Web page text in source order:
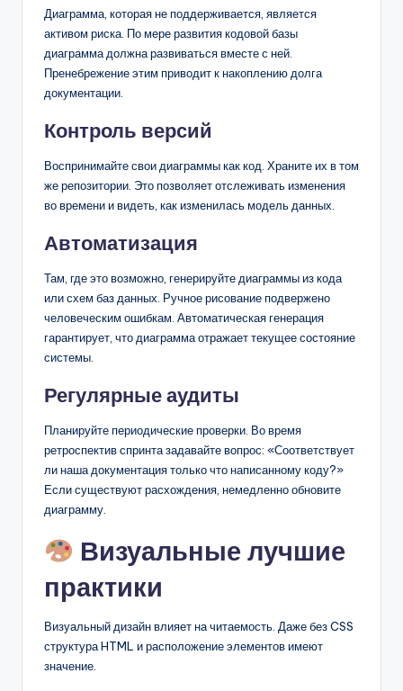
Диаграмма, которая не поддерживается, является
активом риска. По мере развития кодовой базы
диаграмма должна развиваться вместе с ней.
Пренебрежение этим приводит к накоплению долга
документации.
Контроль версий
Воспринимайте свои диаграммы как код. Храните их в том
же репозитории. Это позволяет отслеживать изменения
во времени и видеть, как изменилась модель данных.
Автоматизация
Там, где это возможно, генерируйте диаграммы из кода
или схем баз данных. Ручное рисование подвержено
человеческим ошибкам. Автоматическая генерация
гарантирует, что диаграмма отражает текущее состояние
системы.
Регулярные аудиты
Планируйте периодические проверки. Во время
ретроспектив спринта задавайте вопрос: «Соответствует
ли наша документация только что написанному коду?»
Если существуют расхождения, немедленно обновите
диаграмму.
Визуальные лучшие
практики
Визуальный дизайн влияет на читаемость. Даже без CSS
структура HTML и расположение элементов имеют
значение.